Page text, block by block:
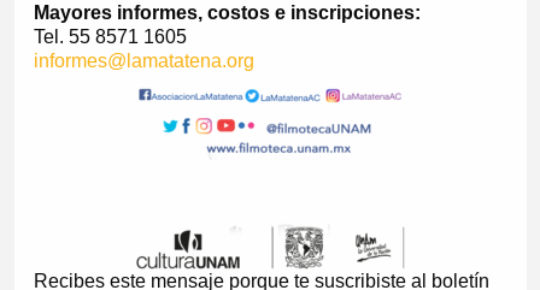
Mayores informes, costos e inscripciones:
Tel. 55 8571 1605
informes@lamatatena.org
Recibes este mensaje porque te suscribiste al boletín